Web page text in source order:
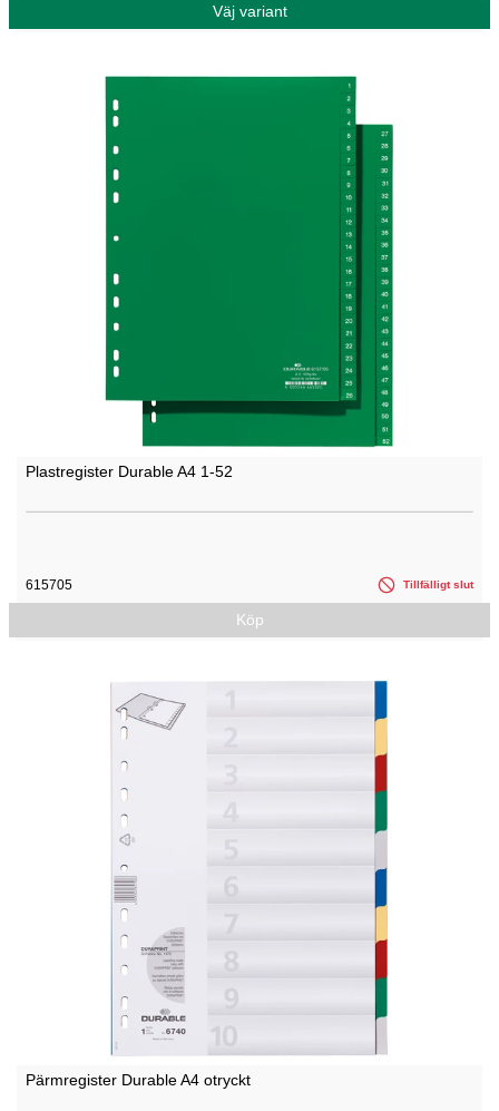
Väj variant
Plastregister Durable A4 1-52
615705 Tillfälligt slut
Köp
Pärmregister Durable A4 otryckt